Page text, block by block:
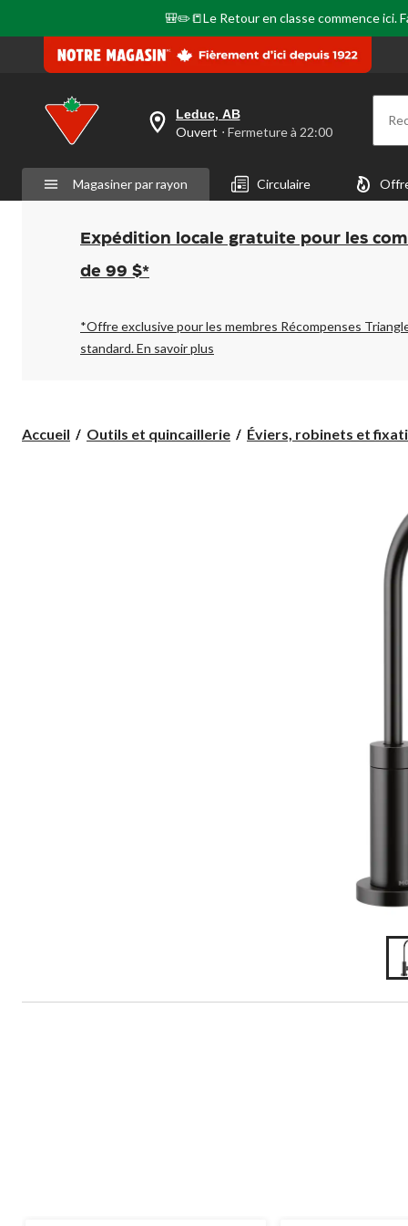
🎒✏️📒Le Retour en classe commence ici.
votre
est
Leduc,
AB,
Ouvert,
Fermeture
à
pour
changer
Leduc, AB
Ouvert ⋅ Fermeture à 22:00
Magasiner par rayon Circulaire
Expédition locale gratuite pour les
de 99 $*
*Offre exclusive pour les membres Récompenses
standard.En savoir plus
Accueil Outils et quincaillerie Éviers, robinets et